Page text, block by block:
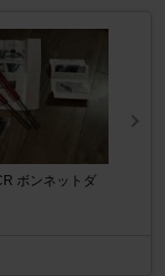
ボンネットダ